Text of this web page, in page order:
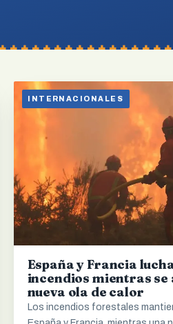
INTERNACIONALES
España y Francia
incendios mientras se
nueva ola de calor
Los incendios forestales